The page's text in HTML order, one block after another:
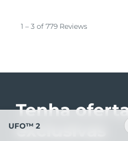
Tenha
exclusivas
UFO™ 2